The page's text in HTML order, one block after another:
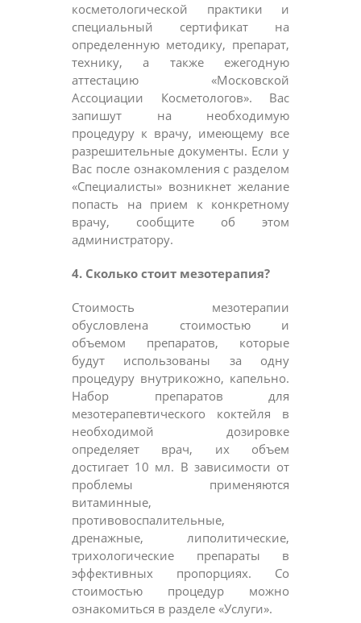
косметологической практики и
специальный сертификат на
определенную методику, препарат,
технику, а также ежегодную
аттестацию «Московской
Ассоциации Косметологов». Вас
запишут на необходимую
процедуру к врачу, имеющему все
разрешительные документы. Если у
Вас после ознакомления с разделом
«Специалисты» возникнет желание
попасть на прием к конкретному
врачу, сообщите об этом
администратору.
4. Сколько стоит мезотерапия?
Стоимость мезотерапии
обусловлена стоимостью и
объемом препаратов, которые
будут использованы за одну
процедуру внутрикожно, капельно.
Набор препаратов для
мезотерапевтического коктейля в
необходимой дозировке
определяет врач, их объем
достигает 10 мл. В зависимости от
проблемы применяются
витаминные,
противовоспалительные,
дренажные, липолитические,
трихологические препараты в
эффективных пропорциях. Со
стоимостью процедур можно
ознакомиться в разделе «Услуги».